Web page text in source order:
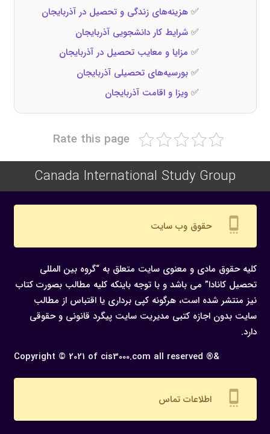
✅هزینه‌های زندگی و تحصیل در آذربایجان
✅شرایط کار دانشجویی آذربایجان
✅ مزایا و معایب تحصیل در آذربایجان
✅بورسیه‌های تحصیلی آذربایجان
✅ویزا و اقامت آذربایجان
Rate this page
Canada International Study Group
settings_cell حقوق وب سایت
کلیه حقوق مادی و معنوی سایت متعلق به “گروه بین المللی
تحصیل کانادا” می باشد و با توجه باینکه کلیه مطالب بصورت کتاب
نیز منتشر شده است، هرگونه كپی برداری یا اقتباس از مطالب
سایت بدون اجازه كتبی مدیریت سایت پیگرد قانونی و حقوقی
دارد.
Copyright © 2021 of cis3000.com all reserved ®&
settings_cell اطلاعات تماس